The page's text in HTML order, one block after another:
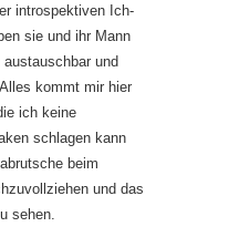
introspektiven Ich-
sie und ihr Mann
und
kommt mir hier
ich keine
schlagen kann
beim
und das
sehen.